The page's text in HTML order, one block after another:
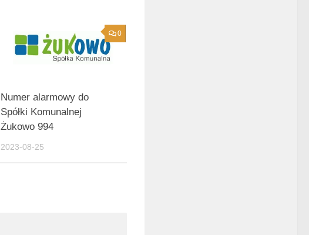
0
Numer alarmowy do
Spółki Komunalnej
Żukowo 994
2023-08-25